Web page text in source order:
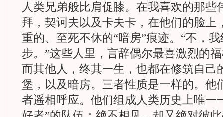
人类兄弟般比肩促膝。在我喜欢的那些
拜，契诃夫以及卡夫卡，在他们的脸上
重的、至死不休的“暗房”痕迹。“不，
步。”这些人里，言辞偶尔最喜激烈的
而其他人，终其一生，也都在修筑自己
堡，以及暗房。三者性质是一样的。他
者遥相呼应。他们组成人类历史上唯一